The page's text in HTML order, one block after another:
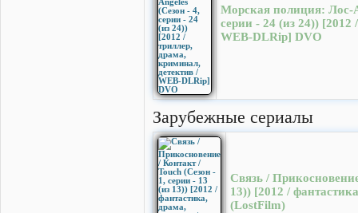
Морская полиция: Лос-
серии - 24 (из 24)) [2012
WEB-DLRip] DVO
Зарубежные сериалы
Связь /
13)) [2012 /
(LostFilm)